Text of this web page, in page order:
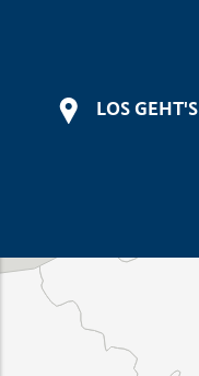
LOS GEHT'S